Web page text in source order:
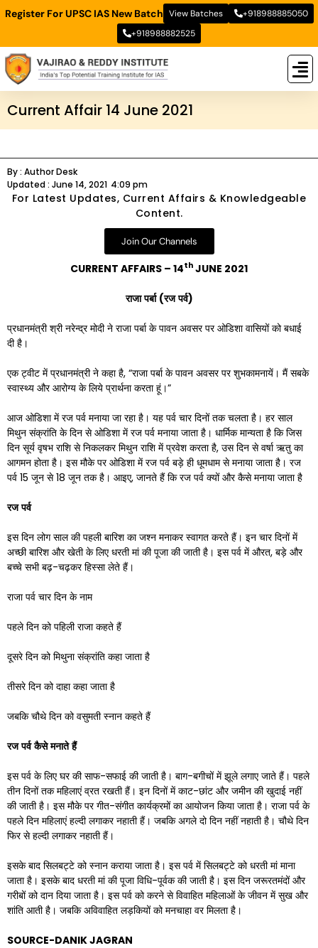
Register For UPSC IAS New Batch View Batches
+918988885050
+918988882525
Current Affair 14 June 2021
By : Author Desk
Updated : June 14, 2021 4:09 pm
For Latest Updates, Current Affairs & Knowledgeable
Content.
Join Our Channels
CURRENT AFFAIRS – 14th JUNE 2021
राजा पर्बा (रज पर्व)
प्रधानमंत्री श्री नरेन्द्र मोदी ने राजा पर्बा के पावन अवसर पर ओडिशा वासियों को बधाई
दी है।
एक ट्वीट में प्रधानमंत्री ने कहा है, “राजा पर्बा के पावन अवसर पर शुभकामनायें। मैं सबके
स्वास्थ्य और आरोग्य के लिये प्रार्थना करता हूं।”
आज ओडिशा में रज पर्व मनाया जा रहा है। यह पर्व चार दिनों तक चलता है। हर साल
मिथुन संक्रांति के दिन से ओडिशा में रज पर्व मनाया जाता है। धार्मिक मान्यता है कि जिस
दिन सूर्य वृषभ राशि से निकलकर मिथुन राशि में प्रवेश करता है, उस दिन से वर्षा ऋतु का
आगमन होता है। इस मौके पर ओडिशा में रज पर्व बड़े ही धूमधाम से मनाया जाता है। रज
पर्व 15 जून से 18 जून तक है। आइए, जानते हैं कि रज पर्व क्यों और कैसे मनाया जाता है
रज पर्व
इस दिन लोग साल की पहली बारिश का जश्न मनाकर स्वागत करते हैं। इन चार दिनों में
अच्छी बारिश और खेती के लिए धरती मां की पूजा की जाती है। इस पर्व में औरत, बड़े और
बच्चे सभी बढ़-चढ़कर हिस्सा लेते हैं।
राजा पर्व चार दिन के नाम
पहले दिन को पहिली राजा कहते हैं
दूसरे दिन को मिथुना संक्रांति कहा जाता है
तीसरे दिन को दाहा कहा जाता है
जबकि चौथे दिन को वसुमती स्नान कहते हैं
रज पर्व कैसे मनाते हैं
इस पर्व के लिए घर की साफ-सफाई की जाती है। बाग-बगीचों में झूले लगाए जाते हैं। पहले
तीन दिनों तक महिलाएं व्रत रखती हैं। इन दिनों में काट-छांट और जमीन की खुदाई नहीं
की जाती है। इस मौके पर गीत-संगीत कार्यक्रमों का आयोजन किया जाता है। राजा पर्व के
पहले दिन महिलाएं हल्दी लगाकर नहाती हैं। जबकि अगले दो दिन नहीं नहाती है। चौथे दिन
फिर से हल्दी लगाकर नहाती हैं।
इसके बाद सिलबट्टे को स्नान कराया जाता है। इस पर्व में सिलबट्टे को धरती मां माना
जाता है। इसके बाद धरती मां की पूजा विधि-पूर्वक की जाती है। इस दिन जरूरतमंदों और
गरीबों को दान दिया जाता है। इस पर्व को करने से विवाहित महिलाओं के जीवन में सुख और
शांति आती है। जबकि अविवाहित लड़कियों को मनचाहा वर मिलता है।
SOURCE-DANIK JAGRAN